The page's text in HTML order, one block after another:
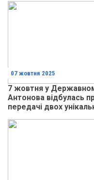
07 жовтня 2025
7 жовтня у
Антонова відбулась
передачі двох